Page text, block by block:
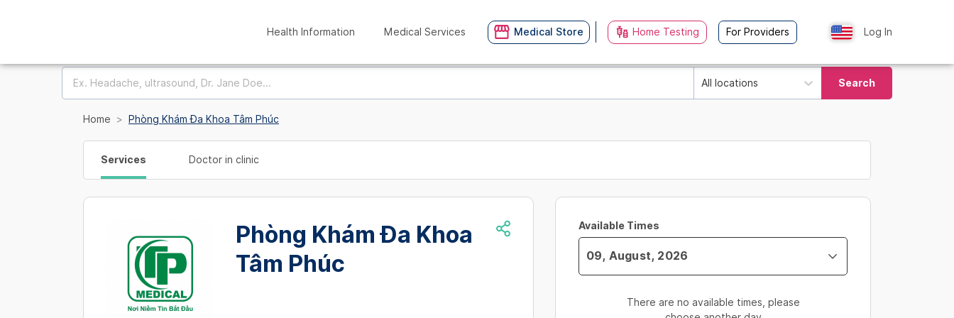
Health Information Medical Services Medical Store Home Testing For Providers Log In
All locations Search
Home Phòng Khám Đa Khoa Tâm Phúc
Services Doctor in clinic
Phòng Khám Đa Khoa
Tâm Phúc
Available Times
Navigate
There are no available times, please